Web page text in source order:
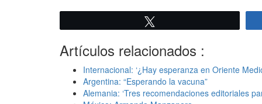
Artículos relacionados :
Internacional: ‘¿Hay esperanza en Oriente
Argentina: “Esperando la vacuna”
Alemania: ‘Tres recomendaciones editoriales